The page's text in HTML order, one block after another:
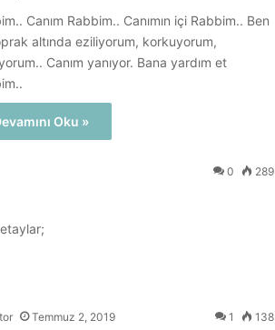
Canım Rabbim.. Canımın içi Rabbim.. Ben
altında eziliyorum, korkuyorum,
Canım yanıyor. Bana yardım et
Oku »
0 289
Temmuz 2, 2019 1 138